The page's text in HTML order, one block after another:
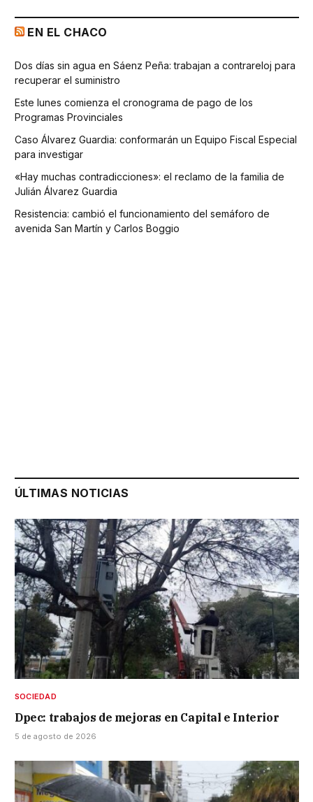
EN EL CHACO
Dos días sin agua en Sáenz Peña: trabajan a contrareloj para
recuperar el suministro
Este lunes comienza el cronograma de pago de los
Programas Provinciales
Caso Álvarez Guardia: conformarán un Equipo Fiscal Especial
para investigar
«Hay muchas contradicciones»: el reclamo de la familia de
Julián Álvarez Guardia
Resistencia: cambió el funcionamiento del semáforo de
avenida San Martín y Carlos Boggio
ÚLTIMAS NOTICIAS
SOCIEDAD
Dpec: trabajos de mejoras en Capital e Interior
5 de agosto de 2026